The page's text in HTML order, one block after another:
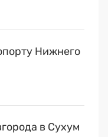
Нижнего
в Сухум